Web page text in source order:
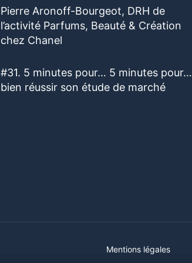
Pierre Aronoff-Bourgeot, DRH de
l’activité Parfums, Beauté & Création
chez Chanel
#31. 5 minutes pour… 5 minutes pour…
bien réussir son étude de marché
Mentions légales